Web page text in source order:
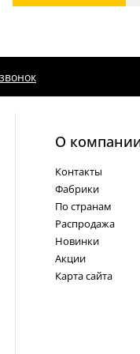
О
Контакты
Фабрики
По странам
Распродажа
Новинки
Акции
Карта сайта